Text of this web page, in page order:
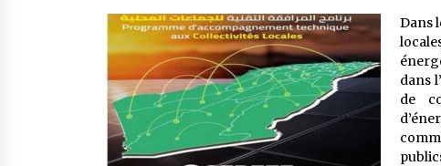
Un conte targui/ Quand la tête est
vide
5 ans ago
Dans
dans
de